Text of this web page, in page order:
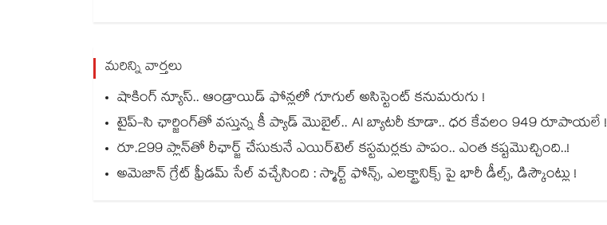
మరిన్ని వార్తలు
షాకింగ్ న్యూస్.. ఆండ్రాయిడ్ ఫోన్లలో గూగుల్ అసిస్టెంట్ కనుమరుగు !
టైప్-సి ఛార్జింగ్⁪తో వస్తున్న కీ ప్యాడ్ మొబైల్.. AI బ్యాటరీ కూడా.. ధర కేవలం 949 రూపాయలే !
రూ.299 ప్లాన్‌తో రీఛార్జ్ చేసుకునే ఎయిర్‌టెల్ కస్టమర్లకు పాపం.. ఎంత కష్టమొచ్చింది..!
అమెజాన్ గ్రేట్ ఫ్రీడమ్ సేల్ వచ్చేసింది : స్మార్ట్ ఫోన్స్, ఎలక్ట్రానిక్స్ పై భారీ డీల్స్‌, డిస్కౌంట్లు !